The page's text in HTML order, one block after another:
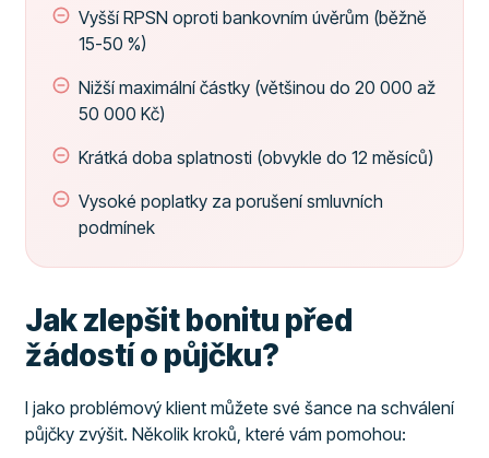
Vyšší RPSN oproti bankovním úvěrům (běžně
15-50 %)
Nižší maximální částky (většinou do 20 000 až
50 000 Kč)
Krátká doba splatnosti (obvykle do 12 měsíců)
Vysoké poplatky za porušení smluvních
podmínek
Jak zlepšit bonitu před
žádostí o půjčku?
I jako problémový klient můžete své šance na schválení
půjčky zvýšit. Několik kroků, které vám pomohou: